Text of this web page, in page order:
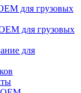
для грузовых
для грузовых
для